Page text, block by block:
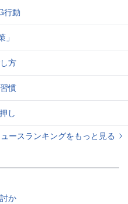
行動
方
慣
し
ースランキングをもっと見る
か